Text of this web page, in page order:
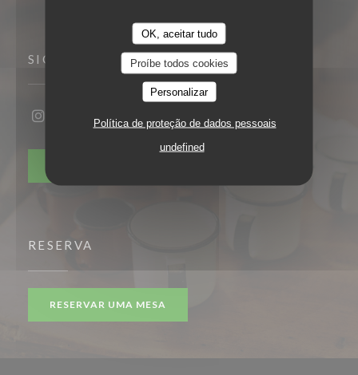
OK, aceitar tudo
Proíbe todos cookies
Personalizar
Política de proteção de dados pessoais
undefined
SIGA-NOS
Instagram ((abre numa nova janela))
RESERVA
RESERVAR UMA MESA